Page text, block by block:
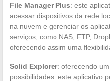
File Manager Plus: este
acessar dispositivos da rede
na nuvem e gerenciar os
serviços, como NAS, FTP,
oferecendo assim uma
Solid Explorer: oferecendo
possibilidades, este aplicativo